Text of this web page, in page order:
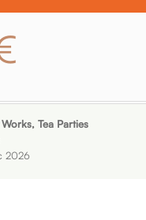
Tea Parties
2026